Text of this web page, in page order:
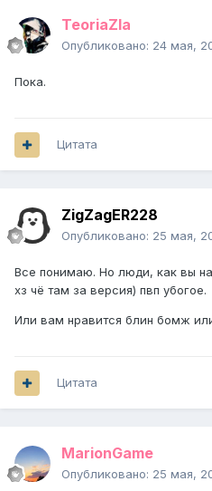
TeoriaZla
Опубликовано: 24 мая,
Пока.
Цитата
ZigZagER228
Опубликовано: 25 мая,
Все понимаю. Но люди, как вы на
хз чё там за версия) пвп убогое.
Или вам нравится блин бомж
Цитата
MarionGame
Опубликовано: 25 мая,